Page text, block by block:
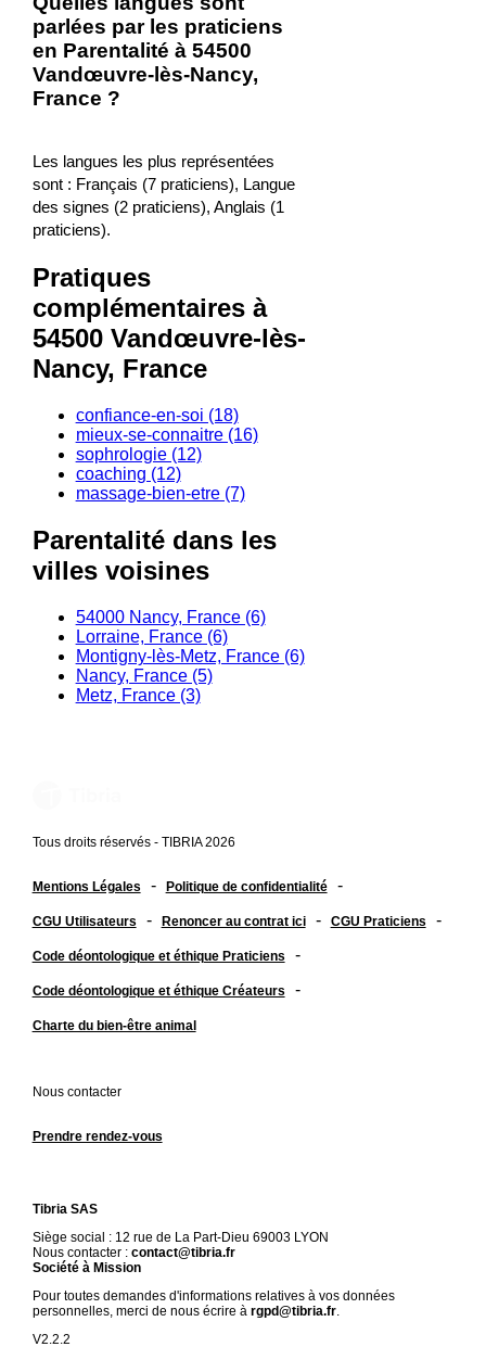
parlées par les praticiens
en Parentalité à 54500
Vandœuvre-lès-Nancy,
France ?
Les langues les plus représentées
sont : Français (7 praticiens), Langue
des signes (2 praticiens), Anglais (1
praticiens).
Pratiques
complémentaires à
54500 Vandœuvre-lès-
Nancy, France
confiance-en-soi (18)
mieux-se-connaitre (16)
sophrologie (12)
coaching (12)
massage-bien-etre (7)
Parentalité dans les
villes voisines
54000 Nancy, France (6)
Lorraine, France (6)
Montigny-lès-Metz, France (6)
Nancy, France (5)
Metz, France (3)
Tous droits réservés - TIBRIA 2026
Mentions Légales - Politique de confidentialité -
CGU Utilisateurs - Renoncer au contrat ici - CGU Praticiens -
Code déontologique et éthique Praticiens -
Code déontologique et éthique Créateurs -
Charte du bien-être animal
Nous contacter
Prendre rendez-vous
Tibria SAS
Siège social : 12 rue de La Part-Dieu 69003 LYON
Nous contacter : contact@tibria.fr
Société à Mission
Pour toutes demandes d'informations relatives à vos données
personnelles, merci de nous écrire à rgpd@tibria.fr.
V2.2.2